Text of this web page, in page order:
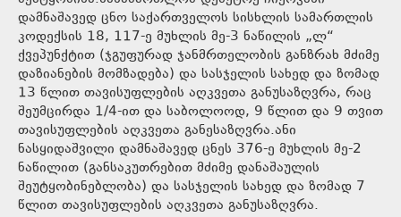
დამნაშავედ ცნო საქართველოს სისხლის სამართლის
კოდექსის 18, 117-ე მუხლის მე-3 ნაწილის „ლ“
ქვეპუნქტით (ჯგუფურად ჯანმრთელობის განზრახ მძიმე
დაზიანების მომზადება) და სასჯელის სახედ და ზომად
13 წლით თავისუფლების აღკვეთა განუსაზღვრა, რაც
შეუმცირდა 1/4-ით და საბოლოოდ, 9 წლით და 9 თვით
თავისუფლების აღკვეთა განესაზღვრა.ანი
ნასყიდაშვილი დამნაშავედ ცნეს 376-ე მუხლის მე-2
ნაწილით (განსაკუთრებით მძიმე დანაშაულის
შეუტყობინებლობა) და სასჯელის სახედ და ზომად 7
წლით თავისუფლების აღკვეთა განუსაზღვრა.